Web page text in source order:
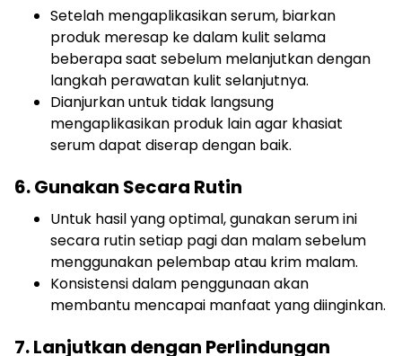
Setelah mengaplikasikan serum, biarkan
produk meresap ke dalam kulit selama
beberapa saat sebelum melanjutkan dengan
langkah perawatan kulit selanjutnya.
Dianjurkan untuk tidak langsung
mengaplikasikan produk lain agar khasiat
serum dapat diserap dengan baik.
6. Gunakan Secara Rutin
Untuk hasil yang optimal, gunakan serum ini
secara rutin setiap pagi dan malam sebelum
menggunakan pelembap atau krim malam.
Konsistensi dalam penggunaan akan
membantu mencapai manfaat yang diinginkan.
7. Lanjutkan dengan Perlindungan